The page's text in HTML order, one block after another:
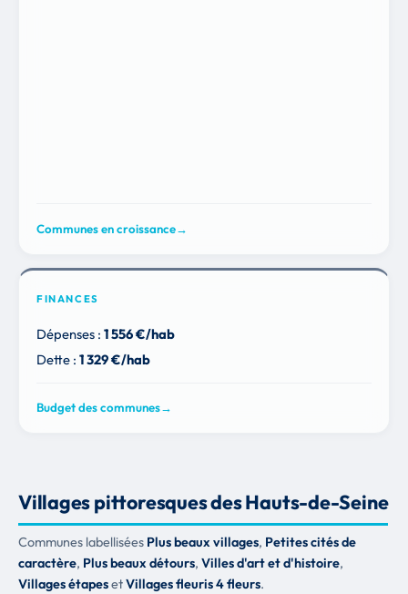
Communes en croissance→
FINANCES
Dépenses :1 556 €/hab
Dette :1 329 €/hab
Budget des communes→
Villages pittoresques des Hauts-de-Seine
Communes labellisées Plus beaux villages, Petites cités de
caractère, Plus beaux détours, Villes d'art et d'histoire,
Villages étapesetVillages fleuris 4 fleurs.